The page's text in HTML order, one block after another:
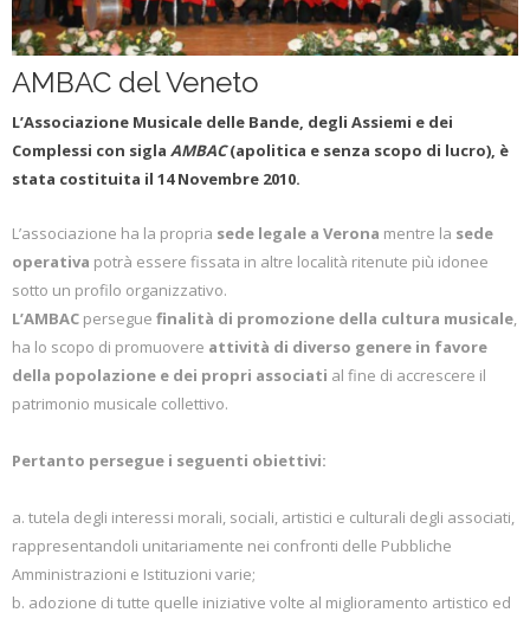
AMBAC del Veneto
L’Associazione Musicale delle Bande, degli Assiemi e dei
Complessi con sigla AMBAC (apolitica e senza scopo di lucro), è
stata costituita il 14 Novembre 2010.
L’associazione ha la propria sede legale a Verona mentre la sede
operativa potrà essere fissata in altre località ritenute più idonee
sotto un profilo organizzativo.
L’AMBAC persegue finalità di promozione della cultura musicale,
ha lo scopo di promuovere attività di diverso genere in favore
della popolazione e dei propri associati al fine di accrescere il
patrimonio musicale collettivo.
Pertanto persegue i seguenti obiettivi:
a. tutela degli interessi morali, sociali, artistici e culturali degli associati,
rappresentandoli unitariamente nei confronti delle Pubbliche
Amministrazioni e Istituzioni varie;
b. adozione di tutte quelle iniziative volte al miglioramento artistico ed
Legislativa
Didattica
Brani d'obbligo 2008
Linee guida letteratura bandistica
RISORSE PER I COMPOSITORI
Brani da concorso